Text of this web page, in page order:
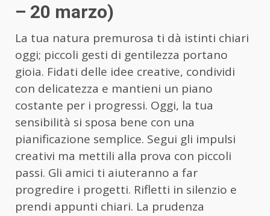
– 20 marzo)
La tua natura premurosa ti dà istinti chiari
oggi; piccoli gesti di gentilezza portano
gioia. Fidati delle idee creative, condividi
con delicatezza e mantieni un piano
costante per i progressi. Oggi, la tua
sensibilità si sposa bene con una
pianificazione semplice. Segui gli impulsi
creativi ma mettili alla prova con piccoli
passi. Gli amici ti aiuteranno a far
progredire i progetti. Rifletti in silenzio e
prendi appunti chiari. La prudenza